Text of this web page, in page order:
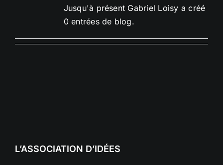
Jusqu'à présent Gabriel Loisy a créé
0 entrées de blog.
L’ASSOCIATION D’IDÉES